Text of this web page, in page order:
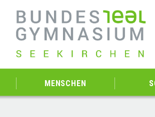
MENSCHEN